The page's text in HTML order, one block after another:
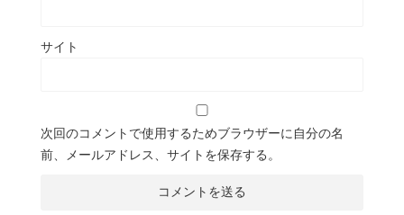
サイト
次回のコメントで使用するためブラウザーに自分の名
前、メールアドレス、サイトを保存する。